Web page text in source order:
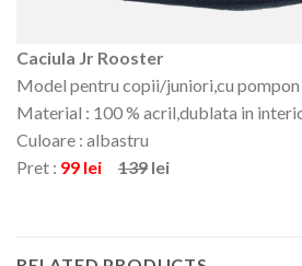
Caciula Jr Rooster
Model pentru copii/juniori,cu pompon
Material : 100 % acril,dublata in
Culoare : albastru
Pret : 99 lei 139 lei